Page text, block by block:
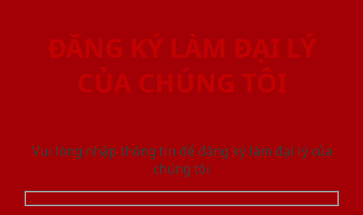
ĐĂNG KÝ LÀM ĐẠI LÝ
CỦA CHÚNG TÔI
Vui lòng nhập thông tin để đăng ký làm đại lý của
chúng tôi